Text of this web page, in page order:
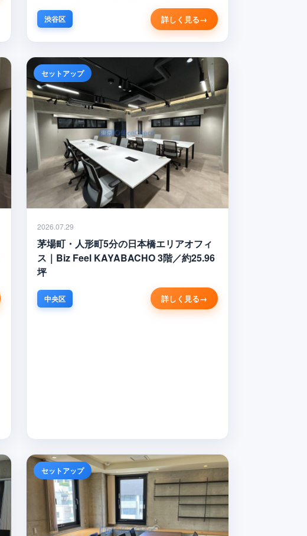
渋谷区 詳しく見る
セットアップ
2026.07.29
茅場町・人形町5分の日本橋エリアオフィ
ス｜Biz Feel KAYABACHO 3階／約25.96
坪
中央区 詳しく見る
セットアップ